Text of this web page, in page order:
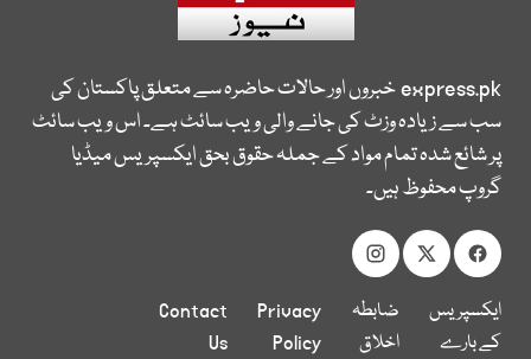
express.pkخبروں اور حالات حاضرہ سے متعلق پاکستان کی
سب سے زیادہ وزٹ کی جانے والی ویب سائٹ ہے۔ اس ویب سائٹ
پر شائع شدہ تمام مواد کے جملہ حقوق بحق ایکسپریس میڈیا
گروپ محفوظ ہیں۔
ایکسپریس
کے بارے
ضابطہ
اخلاق
Privacy
Policy
Contact
Us